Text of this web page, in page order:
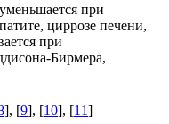
при
циррозе печени,
при
Бирмера,
], [9], [10], [11]